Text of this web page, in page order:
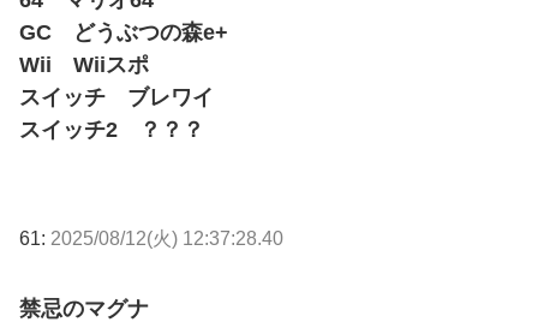
GC どうぶつの森e+
Wii Wiiスポ
スイッチ ブレワイ
スイッチ2 ？？？
61: 2025/08/12(火) 12:37:28.40
禁忌のマグナ